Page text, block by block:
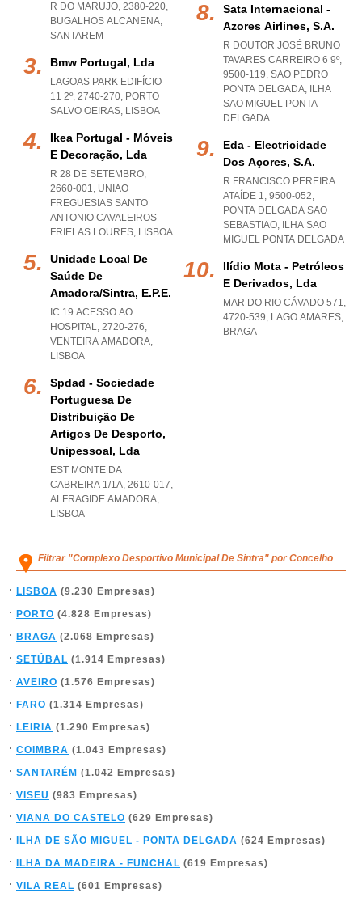
R DO MARUJO, 2380-220,
BUGALHOS ALCANENA,
SANTAREM
Bmw Portugal, Lda
LAGOAS PARK EDIFÍCIO
11 2º, 2740-270, PORTO
SALVO OEIRAS, LISBOA
Ikea Portugal - Móveis
E Decoração, Lda
R 28 DE SETEMBRO,
2660-001, UNIAO
FREGUESIAS SANTO
ANTONIO CAVALEIROS
FRIELAS LOURES, LISBOA
Unidade Local De
Saúde De
Amadora/sintra, E.p.e.
IC 19 ACESSO AO
HOSPITAL, 2720-276,
VENTEIRA AMADORA,
LISBOA
Spdad - Sociedade
Portuguesa De
Distribuição De
Artigos De Desporto,
Unipessoal, Lda
EST MONTE DA
CABREIRA 1/1A, 2610-017,
ALFRAGIDE AMADORA,
LISBOA
Sata Internacional -
Azores Airlines, S.a.
R DOUTOR JOSÉ BRUNO
TAVARES CARREIRO 6 9º,
9500-119, SAO PEDRO
PONTA DELGADA, ILHA
SAO MIGUEL PONTA
DELGADA
Eda - Electricidade
Dos Açores, S.a.
R FRANCISCO PEREIRA
ATAÍDE 1, 9500-052,
PONTA DELGADA SAO
SEBASTIAO, ILHA SAO
MIGUEL PONTA DELGADA
Ilídio Mota - Petróleos
E Derivados, Lda
MAR DO RIO CÁVADO 571,
4720-539, LAGO AMARES,
BRAGA
Filtrar "Complexo Desportivo Municipal De Sintra" por Concelho
LISBOA (9.230 Empresas)
PORTO (4.828 Empresas)
BRAGA (2.068 Empresas)
SETÚBAL (1.914 Empresas)
AVEIRO (1.576 Empresas)
FARO (1.314 Empresas)
LEIRIA (1.290 Empresas)
COIMBRA (1.043 Empresas)
SANTARÉM (1.042 Empresas)
VISEU (983 Empresas)
VIANA DO CASTELO (629 Empresas)
ILHA DE SÃO MIGUEL - PONTA DELGADA (624 Empresas)
ILHA DA MADEIRA - FUNCHAL (619 Empresas)
VILA REAL (601 Empresas)